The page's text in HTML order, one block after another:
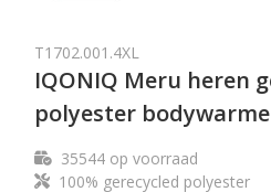
T1702.001.4XL
IQONIQ Meru heren
polyester
35544op voorraad
100% gerecycled polyester